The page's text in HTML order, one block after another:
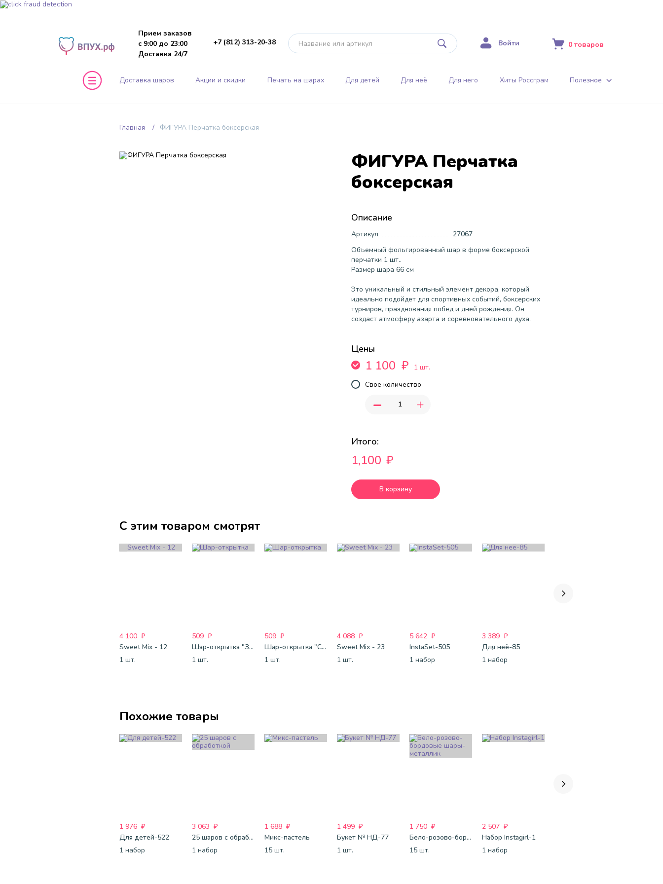
Прием заказов
с 9:00 до 23:00
Доставка 24/7
+7 (812) 313-20-38 Войти 0 товаров
Доставка шаров Акции и скидки Печать на шарах Для детей Для неё Для него Хиты Россграм Полезное
Главная ФИГУРА Перчатка боксерская
ФИГУРА Перчатка
боксерская
Описание
Артикул
27067
Объемный фольгированный шар в форме боксерской
перчатки 1 шт..
Размер шара 66 см
Это уникальный и стильный элемент декора, который
идеально подойдет для спортивных событий, боксерских
турниров, празднования побед и дней рождения. Он
создаст атмосферу азарта и соревновательного духа.
Цены
1 100 ₽
1 шт.
Свое количество
- +
Итого:
1,100 ₽
В корзину
С этим товаром смотрят
4 100 ₽
Sweet Mix - 12
1 шт.
509 ₽
Шар-открытка "Звезда" (45 см) - 1
1 шт.
509 ₽
Шар-открытка "Сердце" (45 см) - 2
1 шт.
4 088 ₽
Sweet Mix - 23
1 шт.
5 642 ₽
InstaSet-505
1 набор
3 389 ₽
Для неё-85
1 набор
Похожие товары
1 976 ₽
Для детей-522
1 набор
3 063 ₽
25 шаров с обработкой
1 набор
1 688 ₽
Микс-пастель
15 шт.
1 499 ₽
Букет № НД-77
1 шт.
1 750 ₽
Бело-розово-бордовые шары-металлик
15 шт.
2 507 ₽
Набор Instagirl-1
1 набор